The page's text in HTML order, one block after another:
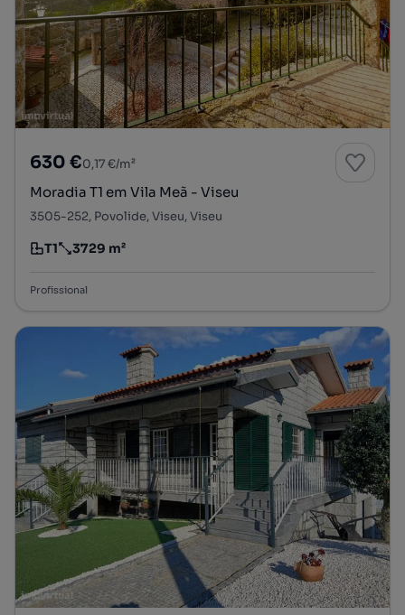
630 €0,17 €/m²
Moradia T1 em Vila Meã - Viseu
3505-252, Povolide, Viseu, Viseu
Tipologia
T1
Preço por metro quadrado
3729 m²
Profissional